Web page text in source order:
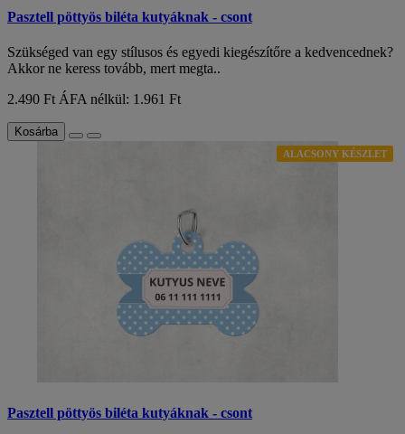
Pasztell pöttyös biléta kutyáknak - csont
Szükséged van egy stílusos és egyedi kiegészítőre a kedvencednek?
Akkor ne keress tovább, mert megta..
2.490 Ft ÁFA nélkül: 1.961 Ft
Kosárba
ALACSONY KÉSZLET
Pasztell pöttyös biléta kutyáknak - csont